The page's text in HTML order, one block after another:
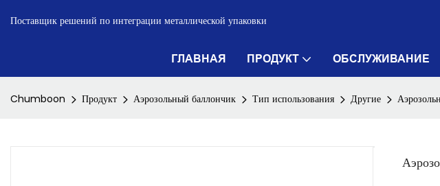
Поставщик решений по интеграции металлической упаковки
ГЛАВНАЯ ПРОДУКТ ОБСЛУЖИВАНИЕ
Chumboon Продукт Аэрозольный баллончик Тип использования Другие